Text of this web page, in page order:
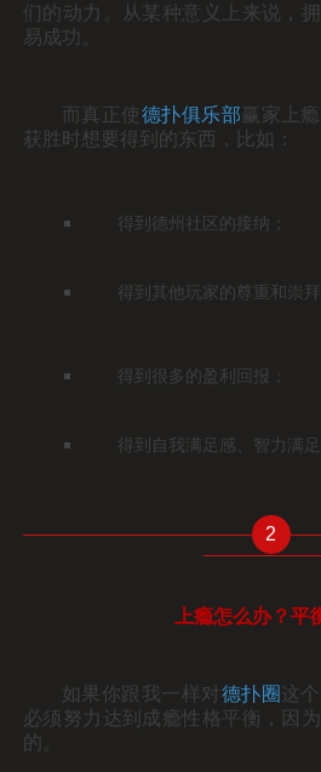
们的动力。从某种意义上来说，
易成功。
而真正使德扑俱乐部赢家上
获胜时想要得到的东西，比如：
得到德州社区的接纳；
得到其他玩家的尊重和崇拜
得到很多的盈利回报；
得到自我满足感、智力满足
2
上瘾怎么办？平
如果你跟我一样对德扑圈 这
必须努力达到成瘾性格平衡，因
的。